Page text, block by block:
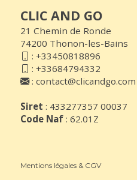
CLIC AND GO
21 Chemin de Ronde
74200 Thonon-les-Bains
: +33450818896
: +33684794332
: contact@clicandgo.com
Siret : 433277357 00037
Code Naf : 62.01Z
Mentions légales & CGV